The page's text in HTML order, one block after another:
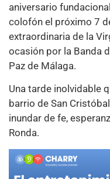
aniversario
colofón el próximo 7
extraordinaria de la
ocasión por la Banda
Paz de Málaga.
Una tarde inolvidable
barrio de San
inundar de fe,
Ronda.